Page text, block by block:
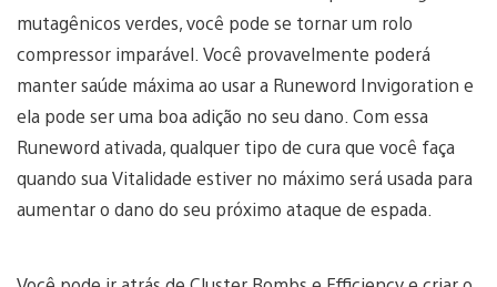
mutagênicos verdes, você pode se tornar um rolo
compressor imparável. Você provavelmente poderá
manter saúde máxima ao usar a Runeword Invigoration e
ela pode ser uma boa adição no seu dano. Com essa
Runeword ativada, qualquer tipo de cura que você faça
quando sua Vitalidade estiver no máximo será usada para
aumentar o dano do seu próximo ataque de espada.